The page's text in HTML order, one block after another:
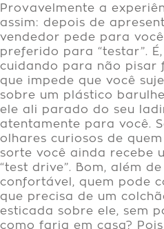
Provavelmente a
assim: depois de
vendedor pede para
preferido para “testar”.
cuidando para não pisar
que impede que você
sobre um plástico
ele ali parado do seu
atentamente para você.
olhares curiosos de
sorte você ainda recebe
“test drive”. Bom, além
confortável, quem pode
que precisa de um
esticada sobre ele, sem
como faria em casa?